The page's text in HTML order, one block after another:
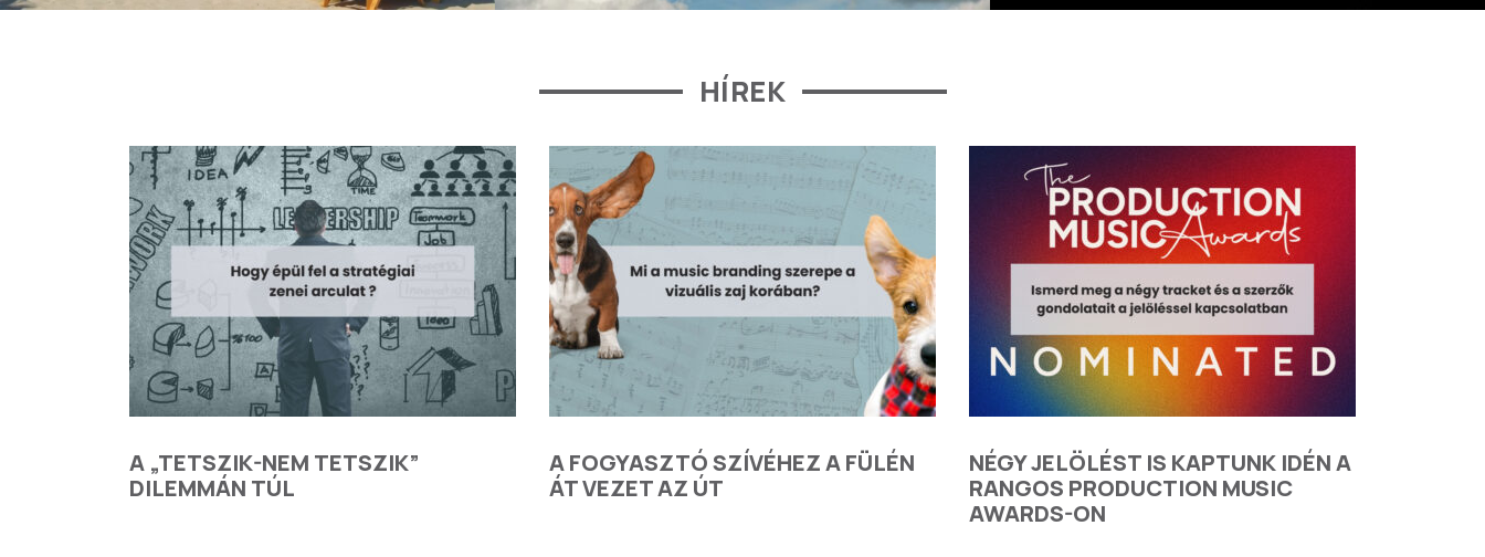
HÍREK
A „TETSZIK-NEM TETSZIK”
DILEMMÁN TÚL
A FOGYASZTÓ SZÍVÉHEZ A FÜLÉN
ÁT VEZET AZ ÚT
NÉGY JELÖLÉST IS KAPTUNK IDÉN A
RANGOS PRODUCTION MUSIC
AWARDS-ON